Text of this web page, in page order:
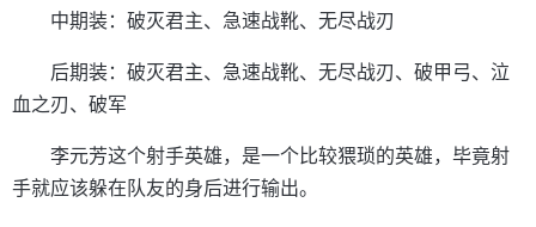
中期装：破灭君主、急速战靴、无尽战刃
后期装：破灭君主、急速战靴、无尽战刃、破甲弓、泣
血之刃、破军
李元芳这个射手英雄，是一个比较猥琐的英雄，毕竟射
手就应该躲在队友的身后进行输出。